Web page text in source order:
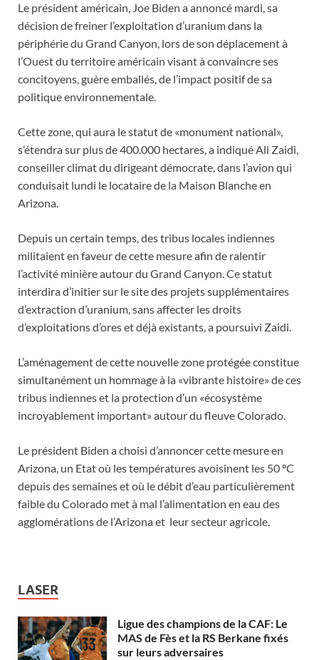
Le président américain, Joe Biden a annoncé mardi, sa
décision de freiner l’exploitation d’uranium dans la
périphérie du Grand Canyon, lors de son déplacement à
l’Ouest du territoire américain visant à convaincre ses
concitoyens, guère emballés, de l’impact positif de sa
politique environnementale.
Cette zone, qui aura le statut de «monument national»,
s’étendra sur plus de 400.000 hectares, a indiqué Ali Zaidi,
conseiller climat du dirigeant démocrate, dans l’avion qui
conduisait lundi le locataire de la Maison Blanche en
Arizona.
Depuis un certain temps, des tribus locales indiennes
militaient en faveur de cette mesure afin de ralentir
l’activité minière autour du Grand Canyon. Ce statut
interdira d’initier sur le site des projets supplémentaires
d’extraction d’uranium, sans affecter les droits
d’exploitations d’ores et déjà existants, a poursuivi Zaidi.
L’aménagement de cette nouvelle zone protégée constitue
simultanément un hommage à la «vibrante histoire» de ces
tribus indiennes et la protection d’un «écosystème
incroyablement important» autour du fleuve Colorado.
Le président Biden a choisi d’annoncer cette mesure en
Arizona, un Etat où les températures avoisinent les 50 °C
depuis des semaines et où le débit d’eau particulièrement
faible du Colorado met à mal l’alimentation en eau des
agglomérations de l’Arizona et leur secteur agricole.
LASER
Ligue des champions de la CAF: Le
MAS de Fès et la RS Berkane fixés
sur leurs adversaires